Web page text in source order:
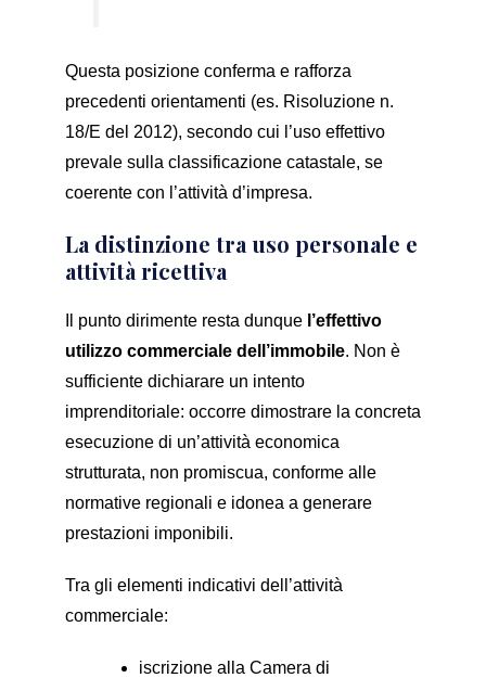
Questa posizione conferma e rafforza
precedenti orientamenti (es. Risoluzione n.
18/E del 2012), secondo cui l’uso effettivo
prevale sulla classificazione catastale, se
coerente con l’attività d’impresa.
La distinzione tra uso personale e
attività ricettiva
Il punto dirimente resta dunque l’effettivo
utilizzo commerciale dell’immobile. Non è
sufficiente dichiarare un intento
imprenditoriale: occorre dimostrare la concreta
esecuzione di un’attività economica
strutturata, non promiscua, conforme alle
normative regionali e idonea a generare
prestazioni imponibili.
Tra gli elementi indicativi dell’attività
commerciale:
iscrizione alla Camera di